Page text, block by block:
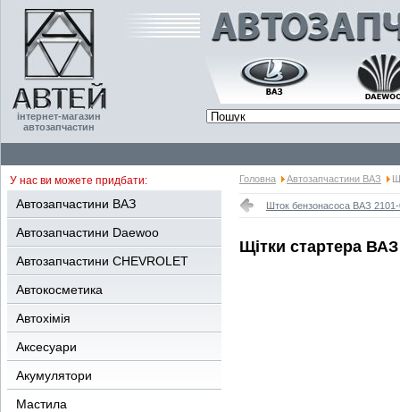
інтернет-магазин
автозапчастин
У нас ви можете придбати:
Автозапчастини ВАЗ
Автозапчастини Daewoo
Автозапчастини CHEVROLET
Автокосметика
Автохімія
Аксесуари
Акумулятори
Мастила
Головна Автозапчастини ВАЗ
Шток бензонасоса ВАЗ
Щітки стартера